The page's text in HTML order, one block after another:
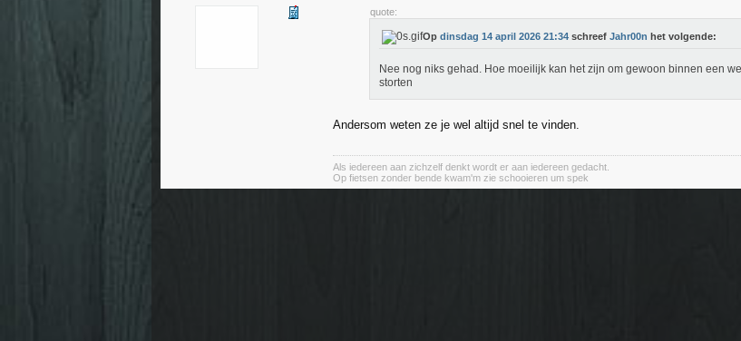
quote:
Op dinsdag 14 april 2026 21:34 schreef Jahr00n het volgende:
Nee nog niks gehad. Hoe moeilijk kan het zijn om gewoon binnen een
storten
Andersom weten ze je wel altijd snel te vinden.
Als iedereen aan zichzelf denkt wordt er aan iedereen gedacht.
Op fietsen zonder bende kwam'm zie schooieren um spek